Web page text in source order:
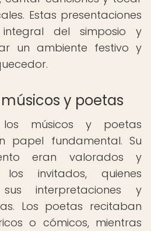
Estas presentaciones
del simposio y
un ambiente festivo y
y poetas
músicos y poetas
papel fundamental. Su
eran valorados y
invitados, quienes
interpretaciones y
Los poetas recitaban
o cómicos, mientras